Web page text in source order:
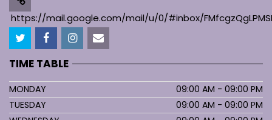
https://mail.google.com/mail/u/0/#inbox/
TIME TABLE
MONDAY
09:00 AM - 09:00 PM
TUESDAY
09:00 AM - 09:00 PM